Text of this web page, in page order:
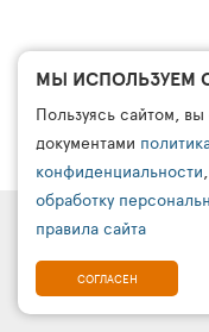
Правовая информация
© Платформа «ТурСайт
МЫ ИСПОЛЬЗУЕМ
Пользуясь сайтом,
документами
конфиденциальности,
обработку
правила сайта
СОГЛАСЕН